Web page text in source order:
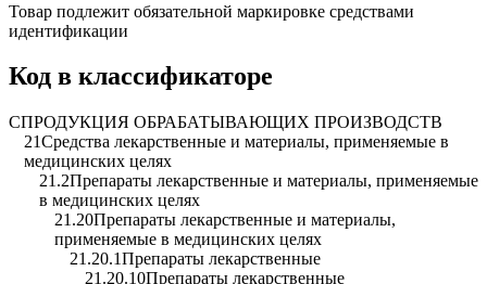
Товар подлежит обязательной маркировке средствами
идентификации
Код в классификаторе
CПРОДУКЦИЯ ОБРАБАТЫВАЮЩИХ ПРОИЗВОДСТВ
21Средства лекарственные и материалы, применяемые в
медицинских целях
21.2Препараты лекарственные и материалы, применяемые
в медицинских целях
21.20Препараты лекарственные и материалы,
применяемые в медицинских целях
21.20.1Препараты лекарственные
21.20.10Препараты лекарственные